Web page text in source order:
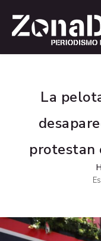
La
protestan